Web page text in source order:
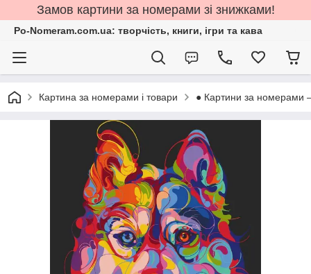
Замов картини за номерами зі знижками!
Po-Nomeram.com.ua: творчість, книги, ігри та кава
Картина за номерами і товари ● Картини за номерами